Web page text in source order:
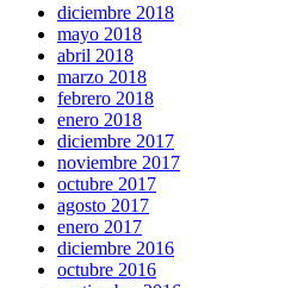
diciembre 2018
mayo 2018
abril 2018
marzo 2018
febrero 2018
enero 2018
diciembre 2017
noviembre 2017
octubre 2017
agosto 2017
enero 2017
diciembre 2016
octubre 2016